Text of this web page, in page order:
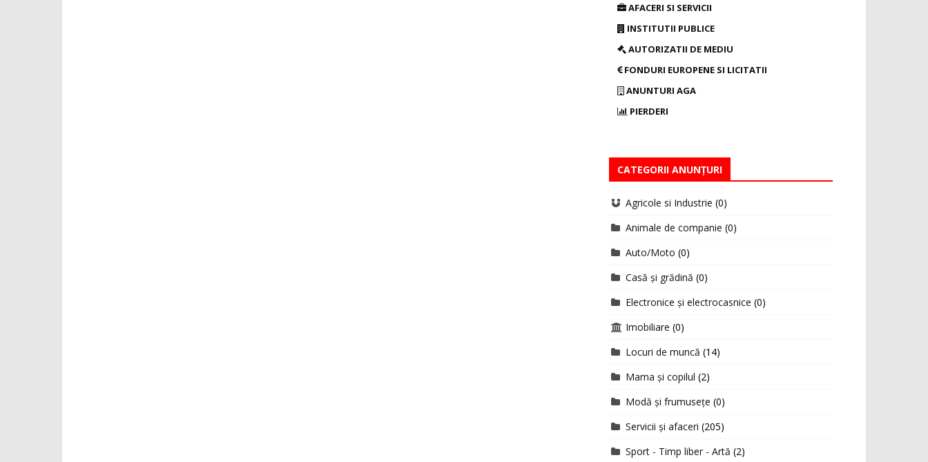
AFACERI SI SERVICII
INSTITUTII PUBLICE
AUTORIZATII DE MEDIU
FONDURI EUROPENE SI LICITATII
ANUNTURI AGA
PIERDERI
CATEGORII ANUNȚURI
Agricole si Industrie (0)
Animale de companie (0)
Auto/Moto (0)
Casă și grădină (0)
Electronice și electrocasnice (0)
Imobiliare (0)
Locuri de muncă (14)
Mama și copilul (2)
Modă și frumusețe (0)
Servicii și afaceri (205)
Sport - Timp liber - Artă (2)